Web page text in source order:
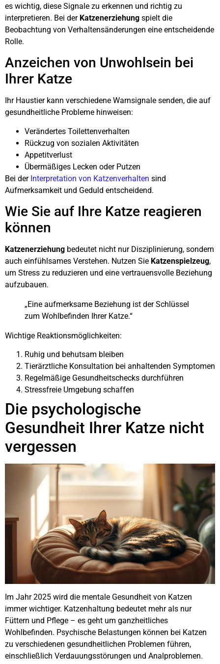
es wichtig, diese Signale zu erkennen und richtig zu
interpretieren. Bei der Katzenerziehung spielt die
Beobachtung von Verhaltensänderungen eine entscheidende
Rolle.
Anzeichen von Unwohlsein bei
Ihrer Katze
Ihr Haustier kann verschiedene Warnsignale senden, die auf
gesundheitliche Probleme hinweisen:
Verändertes Toilettenverhalten
Rückzug von sozialen Aktivitäten
Appetitverlust
Übermäßiges Lecken oder Putzen
Bei der Interpretation von Katzenverhalten sind
Aufmerksamkeit und Geduld entscheidend.
Wie Sie auf Ihre Katze reagieren
können
Katzenerziehung bedeutet nicht nur Disziplinierung, sondern
auch einfühlsames Verstehen. Nutzen Sie Katzenspielzeug,
um Stress zu reduzieren und eine vertrauensvolle Beziehung
aufzubauen.
„Eine aufmerksame Beziehung ist der Schlüssel
zum Wohlbefinden Ihrer Katze.“
Wichtige Reaktionsmöglichkeiten:
Ruhig und behutsam bleiben
Tierärztliche Konsultation bei anhaltenden Symptomen
Regelmäßige Gesundheitschecks durchführen
Stressfreie Umgebung schaffen
Die psychologische
Gesundheit Ihrer Katze nicht
vergessen
Im Jahr 2025 wird die mentale Gesundheit von Katzen
immer wichtiger. Katzenhaltung bedeutet mehr als nur
Füttern und Pflege – es geht um ganzheitliches
Wohlbefinden. Psychische Belastungen können bei Katzen
zu verschiedenen gesundheitlichen Problemen führen,
einschließlich Verdauungsstörungen und Analproblemen.